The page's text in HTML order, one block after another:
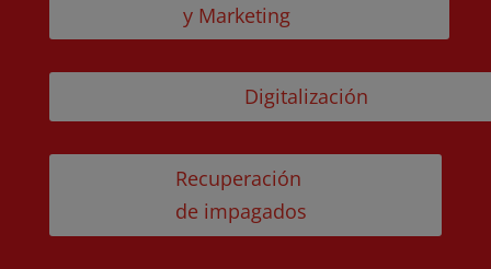
y Marketing
Digitalización
Recuperación
de impagados